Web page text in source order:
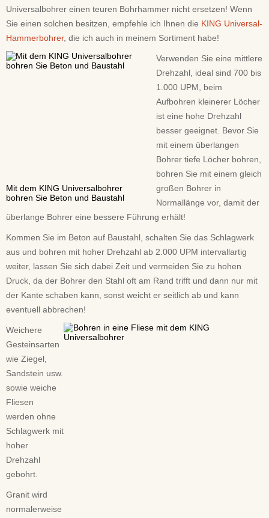
Universalbohrer einen teuren Bohrhammer nicht ersetzen! Wenn
Sie einen solchen besitzen, empfehle ich Ihnen die KING Universal-
Hammerbohrer, die ich auch in meinem Sortiment habe!
Mit dem KING Universalbohrer
bohren Sie Beton und Baustahl
Verwenden Sie eine mittlere
Drehzahl, ideal sind 700 bis
1.000 UPM, beim
Aufbohren kleinerer Löcher
ist eine hohe Drehzahl
besser geeignet. Bevor Sie
mit einem überlangen
Bohrer tiefe Löcher bohren,
bohren Sie mit einem gleich
großen Bohrer in
Normallänge vor, damit der
überlange Bohrer eine bessere Führung erhält!
Kommen Sie im Beton auf Baustahl, schalten Sie das Schlagwerk
aus und bohren mit hoher Drehzahl ab 2.000 UPM intervallartig
weiter, lassen Sie sich dabei Zeit und vermeiden Sie zu hohen
Druck, da der Bohrer den Stahl oft am Rand trifft und dann nur mit
der Kante schaben kann, sonst weicht er seitlich ab und kann
eventuell abbrechen!
Weichere
Gesteinsarten
wie Ziegel,
Sandstein usw.
sowie weiche
Fliesen
werden ohne
Schlagwerk mit
hoher
Drehzahl
gebohrt.
Granit wird
normalerweise